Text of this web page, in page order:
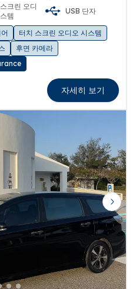
크린 오디
템
USB 단자
터치 스크린 오디오 시스템
후면 카메라
자세히 보기
Next